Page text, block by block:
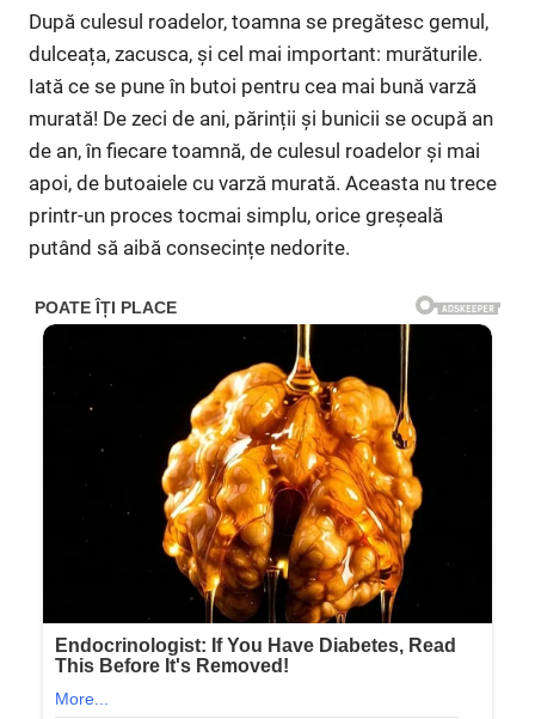
După culesul roadelor, toamna se pregătesc gemul,
dulceața, zacusca, și cel mai important: murăturile.
Iată ce se pune în butoi pentru cea mai bună varză
murată! De zeci de ani, părinții și bunicii se ocupă an
de an, în fiecare toamnă, de culesul roadelor și mai
apoi, de butoaiele cu varză murată. Aceasta nu trece
printr-un proces tocmai simplu, orice greșeală
putând să aibă consecințe nedorite.